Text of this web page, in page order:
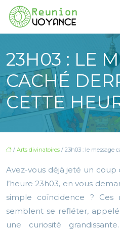
23H03 : LE
CACHÉ
CETTE
/ Arts divinatoires / 23h03 : le message
Avez-vous déjà jeté un
l’heure 23h03, en vous
simple coïncidence ?
semblent se refléter,
une curiosité